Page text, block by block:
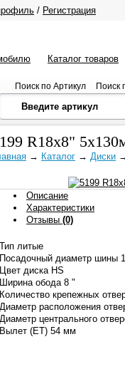
/ Регистрация
Каталог товаров
Поиск по Артикул Поиск
R18x8"
→ Каталог → Диски
Описание
Характеристики
Отзывы (0)
Тип литые
Посадочный диаметр шины
Цвет диска HS
Ширина обода 8 "
Количество крепежных
Диаметр расположения
Диаметр центрального
Вылет (ET) 54 мм